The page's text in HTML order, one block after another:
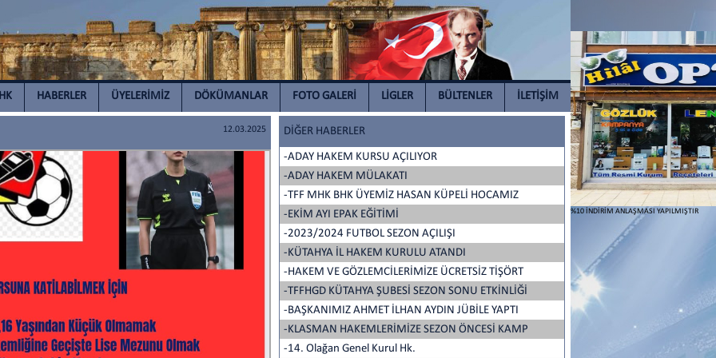
HABERLER ÜYELERİMİZ DÖKÜMANLAR FOTO GALERİ LİGLER BÜLTENLER İLETİŞİM
12.03.2025 DİĞER HABERLER
-ADAY HAKEM KURSU AÇILIYOR
-ADAY HAKEM MÜLAKATI
-TFF MHK BHK ÜYEMİZ HASAN KÜPELİ HOCAMIZ
-EKİM AYI EPAK EĞİTİMİ
-2023/2024 FUTBOL SEZON AÇILIŞI
-KÜTAHYA İL HAKEM KURULU ATANDI
-HAKEM VE GÖZLEMCİLERİMİZE ÜCRETSİZ TİŞÖRT
-TFFHGD KÜTAHYA ŞUBESİ SEZON SONU ETKİNLİĞİ
-BAŞKANIMIZ AHMET İLHAN AYDIN JÜBİLE YAPTI
-KLASMAN HAKEMLERİMİZE SEZON ÖNCESİ KAMP
-14. Olağan Genel Kurul Hk.
%10 İNDİRİM ANLAŞMASI YAPILMIŞTIR